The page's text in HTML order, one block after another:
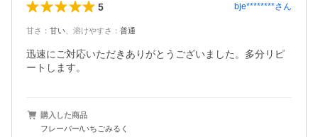
5 bje********さん
甘さ ： 甘い 溶けやすさ ： 普通
迅速にご対応いただきありがとうございました。多分リピ
ートします。
購入した商品
フレーバー/いちごみるく